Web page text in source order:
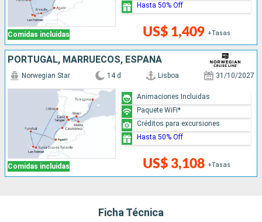
Comidas incluidas US$ 1,409 +Tasas
Hasta 50% Off
PORTUGAL, MARRUECOS, ESPAÑA
Comidas incluidas
Norwegian Star 14 d Lisboa 31/10/2027
US$ 3,108 +Tasas
Animaciones Incluidas
Paquete WiFi*
Créditos para excursiones
Hasta 50% Off
Ficha Técnica